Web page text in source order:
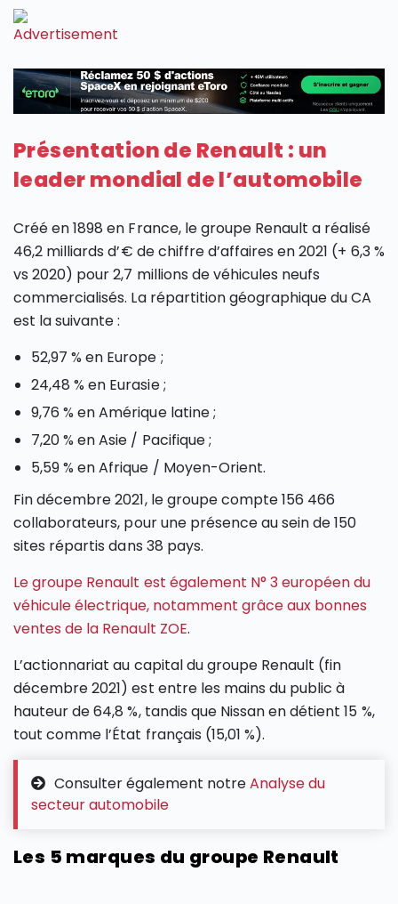
Présentation de Renault : un
leader mondial de l’automobile
Créé en 1898 en France, le groupe Renault a réalisé
46,2 milliards d’€ de chiffre d’affaires en 2021 (+ 6,3 %
vs 2020) pour 2,7 millions de véhicules neufs
commercialisés. La répartition géographique du CA
est la suivante :
52,97 % en Europe ;
24,48 % en Eurasie ;
9,76 % en Amérique latine ;
7,20 % en Asie / Pacifique ;
5,59 % en Afrique / Moyen-Orient.
Fin décembre 2021, le groupe compte 156 466
collaborateurs, pour une présence au sein de 150
sites répartis dans 38 pays.
Le groupe Renault est également N° 3 européen du
véhicule électrique, notamment grâce aux bonnes
ventes de la Renault ZOE.
L’actionnariat au capital du groupe Renault (fin
décembre 2021) est entre les mains du public à
hauteur de 64,8 %, tandis que Nissan en détient 15 %,
tout comme l’État français (15,01 %).
Consulter également notreAnalyse du
secteur automobile
Les 5 marques du groupe Renault